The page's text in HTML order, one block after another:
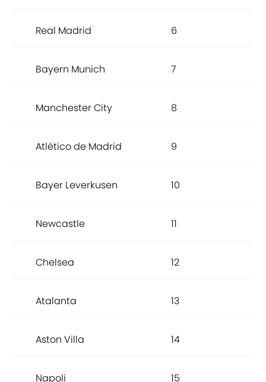
Real Madrid 6
Bayern Munich 7
Manchester City 8
Atlético de Madrid 9
Bayer Leverkusen 10
Newcastle 11
Chelsea 12
Atalanta 13
Aston Villa 14
Napoli 15